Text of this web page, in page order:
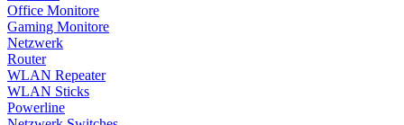
Office Monitore
Gaming Monitore
Netzwerk
Router
WLAN Repeater
WLAN Sticks
Powerline